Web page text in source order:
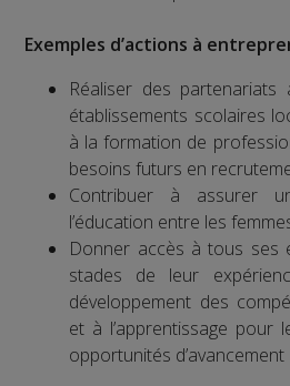
Exemples d’actions à
Réaliser des
établissements scolaires
à la formation de
besoins futurs en
Contribuer à assurer
l’éducation entre les
Donner accès à tous ses
stades de leur
développement des
et à l’apprentissage pour
opportunités d’avancement